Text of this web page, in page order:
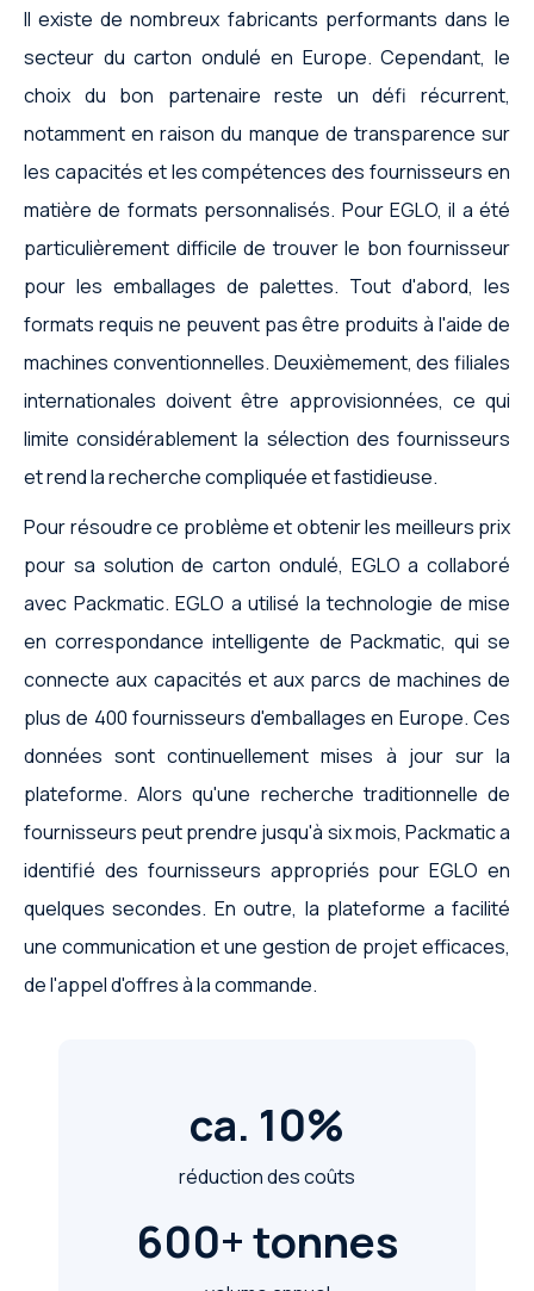
Il existe de nombreux fabricants performants dans le
secteur du carton ondulé en Europe. Cependant, le
choix du bon partenaire reste un défi récurrent,
notamment en raison du manque de transparence sur
les capacités et les compétences des fournisseurs en
matière de formats personnalisés. Pour EGLO, il a été
particulièrement difficile de trouver le bon fournisseur
pour les emballages de palettes. Tout d'abord, les
formats requis ne peuvent pas être produits à l'aide de
machines conventionnelles. Deuxièmement, des filiales
internationales doivent être approvisionnées, ce qui
limite considérablement la sélection des fournisseurs
et rend la recherche compliquée et fastidieuse.
Pour résoudre ce problème et obtenir les meilleurs prix
pour sa solution de carton ondulé, EGLO a collaboré
avec Packmatic. EGLO a utilisé la technologie de mise
en correspondance intelligente de Packmatic, qui se
connecte aux capacités et aux parcs de machines de
plus de 400 fournisseurs d'emballages en Europe. Ces
données sont continuellement mises à jour sur la
plateforme. Alors qu'une recherche traditionnelle de
fournisseurs peut prendre jusqu'à six mois, Packmatic a
identifié des fournisseurs appropriés pour EGLO en
quelques secondes. En outre, la plateforme a facilité
une communication et une gestion de projet efficaces,
de l'appel d'offres à la commande.
ca. 10%
réduction des coûts
600+ tonnes